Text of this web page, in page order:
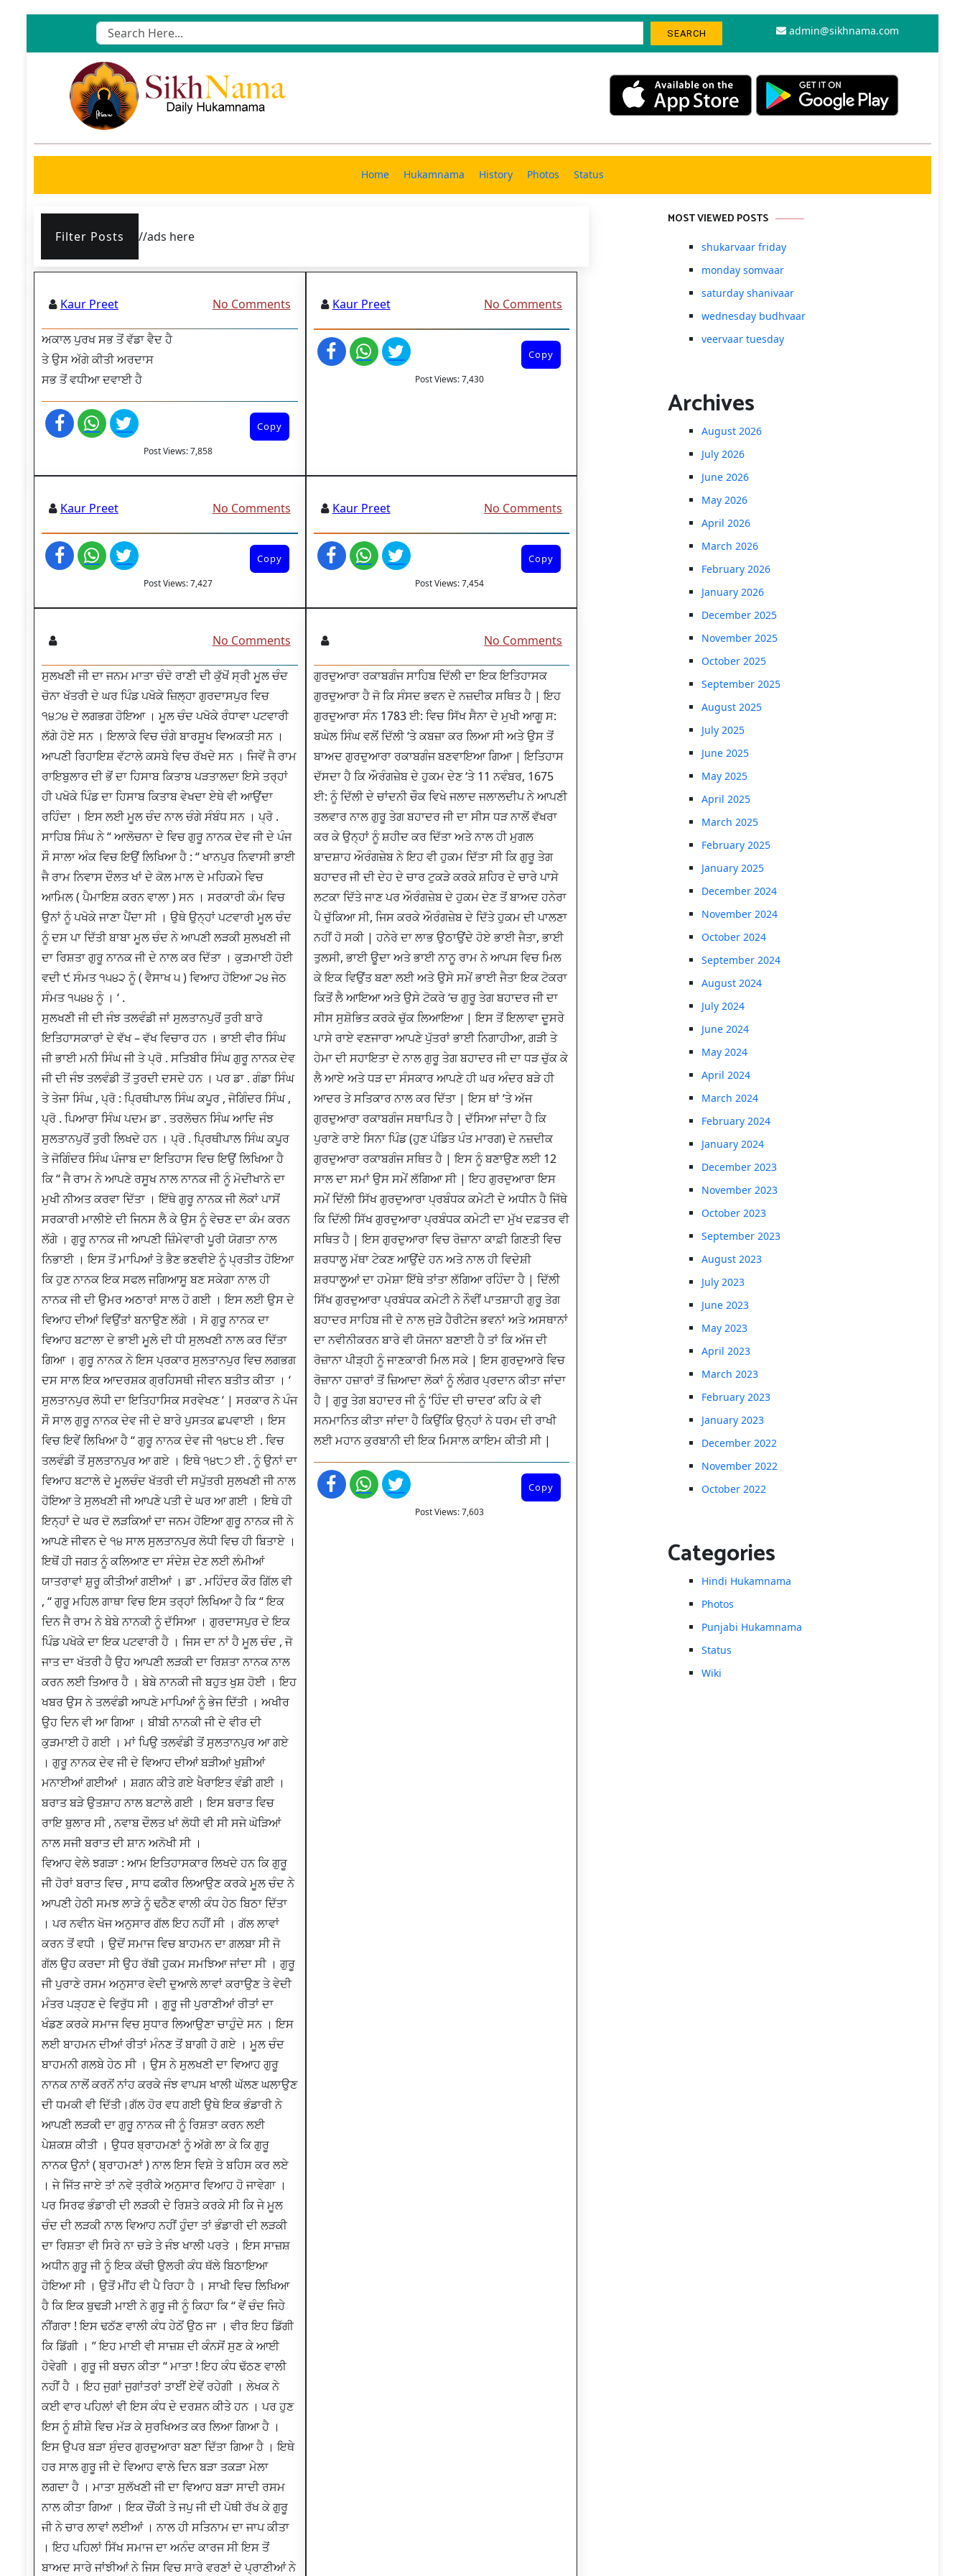
content
admin@sikhnama.com
Home Hukamnama History Photos Status
Filter Posts //ads here
Kaur Preet No Comments
ਅਕਾਲ ਪੁਰਖ ਸਭ ਤੋਂ ਵੱਡਾ ਵੈਦ ਹੈ
ਤੇ ਉਸ ਅੱਗੇ ਕੀਤੀ ਅਰਦਾਸ
ਸਭ ਤੋਂ ਵਧੀਆ ਦਵਾਈ ਹੈ
Copy
Post Views:7,858
Kaur Preet No Comments
Copy
Post Views:7,430
Kaur Preet No Comments
Copy
Post Views:7,427
Kaur Preet No Comments
Copy
Post Views:7,454
No Comments
ਸੁਲਖਣੀ ਜੀ ਦਾ ਜਨਮ ਮਾਤਾ ਚੰਦੋ ਰਾਣੀ ਦੀ ਕੁੱਖੋਂ ਸ੍ਰੀ ਮੂਲ ਚੰਦ
ਚੋਨਾ ਖੱਤਰੀ ਦੇ ਘਰ ਪਿੰਡ ਪਖੋਕੇ ਜ਼ਿਲ੍ਹਾ ਗੁਰਦਾਸਪੁਰ ਵਿਚ
੧੪੭੪ ਦੇ ਲਗਭਗ ਹੋਇਆ । ਮੂਲ ਚੰਦ ਪਖੋਕੇ ਰੰਧਾਵਾ ਪਟਵਾਰੀ
ਲੱਗੇ ਹੋਏ ਸਨ । ਇਲਾਕੇ ਵਿਚ ਚੰਗੇ ਬਾਰਸੂਖ ਵਿਅਕਤੀ ਸਨ ।
ਆਪਣੀ ਰਿਹਾਇਸ਼ ਵੱਟਾਲੇ ਕਸਬੇ ਵਿਚ ਰੱਖਦੇ ਸਨ । ਜਿਵੇਂ ਜੈ ਰਾਮ
ਰਾਇਬੁਲਾਰ ਦੀ ਭੋਂ ਦਾ ਹਿਸਾਬ ਕਿਤਾਬ ਪੜਤਾਲਦਾ ਇਸੇ ਤਰ੍ਹਾਂ
ਹੀ ਪਖੋਕੇ ਪਿੰਡ ਦਾ ਹਿਸਾਬ ਕਿਤਾਬ ਵੇਖਦਾ ਏਥੇ ਵੀ ਆਉਂਦਾ
ਰਹਿੰਦਾ । ਇਸ ਲਈ ਮੂਲ ਚੰਦ ਨਾਲ ਚੰਗੇ ਸੰਬੰਧ ਸਨ । ਪ੍ਰੋ .
ਸਾਹਿਬ ਸਿੰਘ ਨੇ “ ਆਲੋਚਨਾ ਦੇ ਵਿਚ ਗੁਰੂ ਨਾਨਕ ਦੇਵ ਜੀ ਦੇ ਪੰਜ
ਸੌ ਸਾਲਾ ਅੰਕ ਵਿਚ ਇਉਂ ਲਿਖਿਆ ਹੈ : “ ਖਾਨਪੁਰ ਨਿਵਾਸੀ ਭਾਈ
ਜੈ ਰਾਮ ਨਿਵਾਸ ਦੌਲਤ ਖਾਂ ਦੇ ਕੋਲ ਮਾਲ ਦੇ ਮਹਿਕਮੇ ਵਿਚ
ਆਮਿਲ ( ਪੈਮਾਇਸ਼ ਕਰਨ ਵਾਲਾ ) ਸਨ । ਸਰਕਾਰੀ ਕੰਮ ਵਿਚ
ਉਨਾਂ ਨੂੰ ਪਖੋਕੇ ਜਾਣਾ ਪੈਂਦਾ ਸੀ । ਉਥੇ ਉਨ੍ਹਾਂ ਪਟਵਾਰੀ ਮੂਲ ਚੰਦ
ਨੂੰ ਦਸ ਪਾ ਦਿੱਤੀ ਬਾਬਾ ਮੂਲ ਚੰਦ ਨੇ ਆਪਣੀ ਲੜਕੀ ਸੁਲਖਣੀ ਜੀ
ਦਾ ਰਿਸ਼ਤਾ ਗੁਰੂ ਨਾਨਕ ਜੀ ਦੇ ਨਾਲ ਕਰ ਦਿੱਤਾ । ਕੁੜਮਾਈ ਹੋਈ
ਵਦੀ ੯ ਸੰਮਤ ੧੫੪੨ ਨੂੰ ( ਵੈਸਾਖ ੫ ) ਵਿਆਹ ਹੋਇਆ ੨੪ ਜੇਠ
ਸੰਮਤ ੧੫੪੪ ਨੂੰ । ‘ .
ਸੁਲਖਣੀ ਜੀ ਦੀ ਜੰਝ ਤਲਵੰਡੀ ਜਾਂ ਸੁਲਤਾਨਪੁਰੋਂ ਤੁਰੀ ਬਾਰੇ
ਇਤਿਹਾਸਕਾਰਾਂ ਦੇ ਵੱਖ – ਵੱਖ ਵਿਚਾਰ ਹਨ । ਭਾਈ ਵੀਰ ਸਿੰਘ
ਜੀ ਭਾਈ ਮਨੀ ਸਿੰਘ ਜੀ ਤੇ ਪ੍ਰੋ . ਸਤਿਬੀਰ ਸਿੰਘ ਗੁਰੂ ਨਾਨਕ ਦੇਵ
ਜੀ ਦੀ ਜੰਝ ਤਲਵੰਡੀ ਤੋਂ ਤੁਰਦੀ ਦਸਦੇ ਹਨ । ਪਰ ਡਾ . ਗੰਡਾ ਸਿੰਘ
ਤੇ ਤੇਜਾ ਸਿੰਘ , ਪ੍ਰੋ : ਪ੍ਰਿਥੀਪਾਲ ਸਿੰਘ ਕਪੂਰ , ਜੋਗਿੰਦਰ ਸਿੰਘ ,
ਪ੍ਰੋ . ਪਿਆਰਾ ਸਿੰਘ ਪਦਮ ਡਾ . ਤਰਲੋਚਨ ਸਿੰਘ ਆਦਿ ਜੰਝ
ਸੁਲਤਾਨਪੁਰੋਂ ਤੁਰੀ ਲਿਖਦੇ ਹਨ । ਪ੍ਰੋ . ਪ੍ਰਿਥੀਪਾਲ ਸਿੰਘ ਕਪੂਰ
ਤੇ ਜੋਗਿੰਦਰ ਸਿੰਘ ਪੰਜਾਬ ਦਾ ਇਤਿਹਾਸ ਵਿਚ ਇਉਂ ਲਿਖਿਆ ਹੈ
ਕਿ “ ਜੈ ਰਾਮ ਨੇ ਆਪਣੇ ਰਸੂਖ ਨਾਲ ਨਾਨਕ ਜੀ ਨੂੰ ਮੋਦੀਖਾਨੇ ਦਾ
ਮੁਖੀ ਨੀਅਤ ਕਰਵਾ ਦਿੱਤਾ । ਇੱਥੇ ਗੁਰੂ ਨਾਨਕ ਜੀ ਲੋਕਾਂ ਪਾਸੋਂ
ਸਰਕਾਰੀ ਮਾਲੀਏ ਦੀ ਜਿਨਸ ਲੈ ਕੇ ਉਸ ਨੂੰ ਵੇਚਣ ਦਾ ਕੰਮ ਕਰਨ
ਲੱਗੇ । ਗੁਰੂ ਨਾਨਕ ਜੀ ਆਪਣੀ ਜ਼ਿੰਮੇਵਾਰੀ ਪੂਰੀ ਯੋਗਤਾ ਨਾਲ
ਨਿਭਾਈ । ਇਸ ਤੋਂ ਮਾਪਿਆਂ ਤੇ ਭੈਣ ਭਣਵੀਏ ਨੂੰ ਪ੍ਰਤੀਤ ਹੋਇਆ
ਕਿ ਹੁਣ ਨਾਨਕ ਇਕ ਸਫਲ ਜਗਿਆਸੂ ਬਣ ਸਕੇਗਾ ਨਾਲ ਹੀ
ਨਾਨਕ ਜੀ ਦੀ ਉਮਰ ਅਠਾਰਾਂ ਸਾਲ ਹੋ ਗਈ । ਇਸ ਲਈ ਉਸ ਦੇ
ਵਿਆਹ ਦੀਆਂ ਵਿਉਂਤਾਂ ਬਨਾਉਣ ਲੱਗੇ । ਸੋ ਗੁਰੂ ਨਾਨਕ ਦਾ
ਵਿਆਹ ਬਟਾਲਾ ਦੇ ਭਾਈ ਮੂਲੇ ਦੀ ਧੀ ਸੁਲਖਣੀ ਨਾਲ ਕਰ ਦਿੱਤਾ
ਗਿਆ । ਗੁਰੂ ਨਾਨਕ ਨੇ ਇਸ ਪ੍ਰਕਾਰ ਸੁਲਤਾਨਪੁਰ ਵਿਚ ਲਗਭਗ
ਦਸ ਸਾਲ ਇਕ ਆਦਰਸ਼ਕ ਗ੍ਰਹਿਸਥੀ ਜੀਵਨ ਬਤੀਤ ਕੀਤਾ । ‘
ਸੁਲਤਾਨਪੁਰ ਲੋਧੀ ਦਾ ਇਤਿਹਾਸਿਕ ਸਰਵੇਖਣ ‘ | ਸਰਕਾਰ ਨੇ ਪੰਜ
ਸੌ ਸਾਲ ਗੁਰੂ ਨਾਨਕ ਦੇਵ ਜੀ ਦੇ ਬਾਰੇ ਪੁਸਤਕ ਛਪਵਾਈ । ਇਸ
ਵਿਚ ਇਵੇਂ ਲਿਖਿਆ ਹੈ “ ਗੁਰੂ ਨਾਨਕ ਦੇਵ ਜੀ ੧੪੮੪ ਈ . ਵਿਚ
ਤਲਵੰਡੀ ਤੋਂ ਸੁਲਤਾਨਪੁਰ ਆ ਗਏ । ਇਥੇ ੧੪੮੭ ਈ . ਨੂੰ ਉਨਾਂ ਦਾ
ਵਿਆਹ ਬਟਾਲੇ ਦੇ ਮੂਲਚੰਦ ਖੱਤਰੀ ਦੀ ਸਪੁੱਤਰੀ ਸੁਲਖਣੀ ਜੀ ਨਾਲ
ਹੋਇਆ ਤੇ ਸੁਲਖਣੀ ਜੀ ਆਪਣੇ ਪਤੀ ਦੇ ਘਰ ਆ ਗਈ । ਇਥੇ ਹੀ
ਇਨ੍ਹਾਂ ਦੇ ਘਰ ਦੋ ਲੜਕਿਆਂ ਦਾ ਜਨਮ ਹੋਇਆ ਗੁਰੂ ਨਾਨਕ ਜੀ ਨੇ
ਆਪਣੇ ਜੀਵਨ ਦੇ ੧੪ ਸਾਲ ਸੁਲਤਾਨਪੁਰ ਲੋਧੀ ਵਿਚ ਹੀ ਬਿਤਾਏ ।
ਇਥੋਂ ਹੀ ਜਗਤ ਨੂੰ ਕਲਿਆਣ ਦਾ ਸੰਦੇਸ਼ ਦੇਣ ਲਈ ਲੰਮੀਆਂ
ਯਾਤਰਾਵਾਂ ਸ਼ੁਰੂ ਕੀਤੀਆਂ ਗਈਆਂ । ਡਾ . ਮਹਿੰਦਰ ਕੌਰ ਗਿੱਲ ਵੀ
, “ ਗੁਰੂ ਮਹਿਲ ਗਾਥਾ ਵਿਚ ਇਸ ਤਰ੍ਹਾਂ ਲਿਖਿਆ ਹੈ ਕਿ “ ਇਕ
ਦਿਨ ਜੈ ਰਾਮ ਨੇ ਬੇਬੇ ਨਾਨਕੀ ਨੂੰ ਦੱਸਿਆ । ਗੁਰਦਾਸਪੁਰ ਦੇ ਇਕ
ਪਿੰਡ ਪਖੋਕੇ ਦਾ ਇਕ ਪਟਵਾਰੀ ਹੈ । ਜਿਸ ਦਾ ਨਾਂ ਹੈ ਮੂਲ ਚੰਦ , ਜੋ
ਜਾਤ ਦਾ ਖੱਤਰੀ ਹੈ ਉਹ ਆਪਣੀ ਲੜਕੀ ਦਾ ਰਿਸ਼ਤਾ ਨਾਨਕ ਨਾਲ
ਕਰਨ ਲਈ ਤਿਆਰ ਹੈ । ਬੇਬੇ ਨਾਨਕੀ ਜੀ ਬਹੁਤ ਖੁਸ਼ ਹੋਈ । ਇਹ
ਖਬਰ ਉਸ ਨੇ ਤਲਵੰਡੀ ਆਪਣੇ ਮਾਪਿਆਂ ਨੂੰ ਭੇਜ ਦਿੱਤੀ । ਅਖੀਰ
ਉਹ ਦਿਨ ਵੀ ਆ ਗਿਆ । ਬੀਬੀ ਨਾਨਕੀ ਜੀ ਦੇ ਵੀਰ ਦੀ
ਕੁੜਮਾਈ ਹੋ ਗਈ । ਮਾਂ ਪਿਉ ਤਲਵੰਡੀ ਤੋਂ ਸੁਲਤਾਨਪੁਰ ਆ ਗਏ
। ਗੁਰੂ ਨਾਨਕ ਦੇਵ ਜੀ ਦੇ ਵਿਆਹ ਦੀਆਂ ਬੜੀਆਂ ਖੁਸ਼ੀਆਂ
ਮਨਾਈਆਂ ਗਈਆਂ । ਸ਼ਗਨ ਕੀਤੇ ਗਏ ਖੈਰਾਇਤ ਵੰਡੀ ਗਈ ।
ਬਰਾਤ ਬੜੇ ਉਤਸ਼ਾਹ ਨਾਲ ਬਟਾਲੇ ਗਈ । ਇਸ ਬਰਾਤ ਵਿਚ
ਰਾਇ ਬੁਲਾਰ ਸੀ , ਨਵਾਬ ਦੌਲਤ ਖਾਂ ਲੋਧੀ ਵੀ ਸੀ ਸਜੇ ਘੋੜਿਆਂ
ਨਾਲ ਸਜੀ ਬਰਾਤ ਦੀ ਸ਼ਾਨ ਅਨੋਖੀ ਸੀ ।
ਵਿਆਹ ਵੇਲੇ ਝਗੜਾ : ਆਮ ਇਤਿਹਾਸਕਾਰ ਲਿਖਦੇ ਹਨ ਕਿ ਗੁਰੂ
ਜੀ ਹੋਰਾਂ ਬਰਾਤ ਵਿਚ , ਸਾਧ ਫਕੀਰ ਲਿਆਉਣ ਕਰਕੇ ਮੂਲ ਚੰਦ ਨੇ
ਆਪਣੀ ਹੇਠੀ ਸਮਝ ਲਾੜੇ ਨੂੰ ਢਠੈਣ ਵਾਲੀ ਕੰਧ ਹੇਠ ਬਿਠਾ ਦਿੱਤਾ
। ਪਰ ਨਵੀਨ ਖੋਜ ਅਨੁਸਾਰ ਗੱਲ ਇਹ ਨਹੀਂ ਸੀ । ਗੱਲ ਲਾਵਾਂ
ਕਰਨ ਤੋਂ ਵਧੀ । ਉਦੋਂ ਸਮਾਜ ਵਿਚ ਬਾਹਮਨ ਦਾ ਗਲਬਾ ਸੀ ਜੋ
ਗੱਲ ਉਹ ਕਰਦਾ ਸੀ ਉਹ ਰੱਬੀ ਹੁਕਮ ਸਮਝਿਆ ਜਾਂਦਾ ਸੀ । ਗੁਰੂ
ਜੀ ਪੁਰਾਣੇ ਰਸਮ ਅਨੁਸਾਰ ਵੇਦੀ ਦੁਆਲੇ ਲਾਵਾਂ ਕਰਾਉਣ ਤੇ ਵੇਦੀ
ਮੰਤਰ ਪੜ੍ਹਣ ਦੇ ਵਿਰੁੱਧ ਸੀ । ਗੁਰੂ ਜੀ ਪੁਰਾਣੀਆਂ ਰੀਤਾਂ ਦਾ
ਖੰਡਣ ਕਰਕੇ ਸਮਾਜ ਵਿਚ ਸੁਧਾਰ ਲਿਆਉਣਾ ਚਾਹੁੰਦੇ ਸਨ । ਇਸ
ਲਈ ਬਾਹਮਨ ਦੀਆਂ ਰੀਤਾਂ ਮੰਨਣ ਤੋਂ ਬਾਗੀ ਹੋ ਗਏ । ਮੂਲ ਚੰਦ
ਬਾਹਮਨੀ ਗਲਬੇ ਹੇਠ ਸੀ । ਉਸ ਨੇ ਸੁਲਖਣੀ ਦਾ ਵਿਆਹ ਗੁਰੂ
ਨਾਨਕ ਨਾਲੋਂ ਕਰਨੋਂ ਨਾਂਹ ਕਰਕੇ ਜੰਝ ਵਾਪਸ ਖਾਲੀ ਘੱਲਣ ਘਲਾਉਣ
ਦੀ ਧਮਕੀ ਵੀ ਦਿੱਤੀ।ਗੱਲ ਹੋਰ ਵਧ ਗਈ ਉਥੇ ਇਕ ਭੰਡਾਰੀ ਨੇ
ਆਪਣੀ ਲੜਕੀ ਦਾ ਗੁਰੂ ਨਾਨਕ ਜੀ ਨੂੰ ਰਿਸ਼ਤਾ ਕਰਨ ਲਈ
ਪੇਸ਼ਕਸ਼ ਕੀਤੀ । ਉਧਰ ਬ੍ਰਾਹਮਣਾਂ ਨੂੰ ਅੱਗੇ ਲਾ ਕੇ ਕਿ ਗੁਰੂ
ਨਾਨਕ ਉਨਾਂ ( ਬ੍ਰਾਹਮਣਾਂ ) ਨਾਲ ਇਸ ਵਿਸ਼ੇ ਤੇ ਬਹਿਸ ਕਰ ਲਏ
। ਜੇ ਜਿੱਤ ਜਾਏ ਤਾਂ ਨਵੇ ਤ੍ਰੀਕੇ ਅਨੁਸਾਰ ਵਿਆਹ ਹੋ ਜਾਵੇਗਾ ।
ਪਰ ਸਿਰਫ ਭੰਡਾਰੀ ਦੀ ਲੜਕੀ ਦੇ ਰਿਸ਼ਤੇ ਕਰਕੇ ਸੀ ਕਿ ਜੇ ਮੂਲ
ਚੰਦ ਦੀ ਲੜਕੀ ਨਾਲ ਵਿਆਹ ਨਹੀਂ ਹੁੰਦਾ ਤਾਂ ਭੰਡਾਰੀ ਦੀ ਲੜਕੀ
ਦਾ ਰਿਸ਼ਤਾ ਵੀ ਸਿਰੇ ਨਾ ਚੜੇ ਤੇ ਜੰਝ ਖਾਲੀ ਪਰਤੇ । ਇਸ ਸਾਜ਼ਸ਼
ਅਧੀਨ ਗੁਰੂ ਜੀ ਨੂੰ ਇਕ ਕੱਚੀ ਉਲਰੀ ਕੰਧ ਥੱਲੇ ਬਿਠਾਇਆ
ਹੋਇਆ ਸੀ । ਉਤੋਂ ਮੀਂਹ ਵੀ ਪੈ ਰਿਹਾ ਹੈ । ਸਾਖੀ ਵਿਚ ਲਿਖਿਆ
ਹੈ ਕਿ ਇਕ ਬੁਢੜੀ ਮਾਈ ਨੇ ਗੁਰੂ ਜੀ ਨੂੰ ਕਿਹਾ ਕਿ “ ਵੇਂ ਚੰਦ ਜਿਹੇ
ਨੀਂਗਰਾ ! ਇਸ ਢਠੱਣ ਵਾਲੀ ਕੰਧ ਹੇਠੋਂ ਉਠ ਜਾ । ਵੀਰ ਇਹ ਡਿੱਗੀ
ਕਿ ਡਿੱਗੀ । ” ਇਹ ਮਾਈ ਵੀ ਸਾਜ਼ਸ਼ ਦੀ ਕੰਨਸੋਂ ਸੁਣ ਕੇ ਆਈ
ਹੋਵੇਗੀ । ਗੁਰੂ ਜੀ ਬਚਨ ਕੀਤਾ “ ਮਾਤਾ ! ਇਹ ਕੰਧ ਢੱਠਣ ਵਾਲੀ
ਨਹੀਂ ਹੈ । ਇਹ ਜੁਗਾਂ ਜੁਗਾਂਤਰਾਂ ਤਾਈਂ ਏਵੇਂ ਰਹੇਗੀ । ਲੇਖਕ ਨੇ
ਕਈ ਵਾਰ ਪਹਿਲਾਂ ਵੀ ਇਸ ਕੰਧ ਦੇ ਦਰਸ਼ਨ ਕੀਤੇ ਹਨ । ਪਰ ਹੁਣ
ਇਸ ਨੂੰ ਸ਼ੀਸ਼ੇ ਵਿਚ ਮੱੜ ਕੇ ਸੁਰਖਿਅਤ ਕਰ ਲਿਆ ਗਿਆ ਹੈ ।
ਇਸ ਉਪਰ ਬੜਾ ਸੁੰਦਰ ਗੁਰਦੁਆਰਾ ਬਣਾ ਦਿੱਤਾ ਗਿਆ ਹੈ । ਇਥੇ
ਹਰ ਸਾਲ ਗੁਰੂ ਜੀ ਦੇ ਵਿਆਹ ਵਾਲੇ ਦਿਨ ਬੜਾ ਤਕੜਾ ਮੇਲਾ
ਲਗਦਾ ਹੈ । ਮਾਤਾ ਸੁਲੱਖਣੀ ਜੀ ਦਾ ਵਿਆਹ ਬੜਾ ਸਾਦੀ ਰਸਮ
ਨਾਲ ਕੀਤਾ ਗਿਆ । ਇਕ ਚੌਂਕੀ ਤੇ ਜਪੁ ਜੀ ਦੀ ਪੋਥੀ ਰੱਖ ਕੇ ਗੁਰੂ
ਜੀ ਨੇ ਚਾਰ ਲਾਵਾਂ ਲਈਆਂ । ਨਾਲ ਹੀ ਸਤਿਨਾਮ ਦਾ ਜਾਪ ਕੀਤਾ
। ਇਹ ਪਹਿਲਾਂ ਸਿੱਖ ਸਮਾਜ ਦਾ ਅਨੰਦ ਕਾਰਜ ਸੀ ਇਸ ਤੋਂ
ਬਾਅਦ ਸਾਰੇ ਜਾਂਝੀਆਂ ਨੇ ਜਿਸ ਵਿਚ ਸਾਰੇ ਵਰਣਾਂ ਦੇ ਪ੍ਰਾਣੀਆਂ ਨੇ
No Comments
ਗੁਰਦੁਆਰਾ ਰਕਾਬਗੰਜ ਸਾਹਿਬ ਦਿੱਲੀ ਦਾ ਇਕ ਇਤਿਹਾਸਕ
ਗੁਰਦੁਆਰਾ ਹੈ ਜੋ ਕਿ ਸੰਸਦ ਭਵਨ ਦੇ ਨਜ਼ਦੀਕ ਸਥਿਤ ਹੈ | ਇਹ
ਗੁਰਦੁਆਰਾ ਸੰਨ 1783 ਈ: ਵਿਚ ਸਿੱਖ ਸੈਨਾ ਦੇ ਮੁਖੀ ਆਗੂ ਸ:
ਬਘੇਲ ਸਿੰਘ ਵਲੋਂ ਦਿੱਲੀ ‘ਤੇ ਕਬਜ਼ਾ ਕਰ ਲਿਆ ਸੀ ਅਤੇ ਉਸ ਤੋਂ
ਬਾਅਦ ਗੁਰਦੁਆਰਾ ਰਕਾਬਗੰਜ ਬਣਵਾਇਆ ਗਿਆ | ਇਤਿਹਾਸ
ਦੱਸਦਾ ਹੈ ਕਿ ਔਰੰਗਜ਼ੇਬ ਦੇ ਹੁਕਮ ਦੇਣ ‘ਤੇ 11 ਨਵੰਬਰ, 1675
ਈ: ਨੂੰ ਦਿੱਲੀ ਦੇ ਚਾਂਦਨੀ ਚੌਕ ਵਿਖੇ ਜਲਾਦ ਜਲਾਲਦੀਪ ਨੇ ਆਪਣੀ
ਤਲਵਾਰ ਨਾਲ ਗੁਰੂ ਤੇਗ ਬਹਾਦਰ ਜੀ ਦਾ ਸੀਸ ਧੜ ਨਾਲੋਂ ਵੱਖਰਾ
ਕਰ ਕੇ ਉਨ੍ਹਾਂ ਨੂੰ ਸ਼ਹੀਦ ਕਰ ਦਿੱਤਾ ਅਤੇ ਨਾਲ ਹੀ ਮੁਗਲ
ਬਾਦਸ਼ਾਹ ਔਰੰਗਜ਼ੇਬ ਨੇ ਇਹ ਵੀ ਹੁਕਮ ਦਿੱਤਾ ਸੀ ਕਿ ਗੁਰੂ ਤੇਗ
ਬਹਾਦਰ ਜੀ ਦੀ ਦੇਹ ਦੇ ਚਾਰ ਟੁਕੜੇ ਕਰਕੇ ਸ਼ਹਿਰ ਦੇ ਚਾਰੇ ਪਾਸੇ
ਲਟਕਾ ਦਿੱਤੇ ਜਾਣ ਪਰ ਔਰੰਗਜ਼ੇਬ ਦੇ ਹੁਕਮ ਦੇਣ ਤੋਂ ਬਾਅਦ ਹਨੇਰਾ
ਪੈ ਚੁੱਕਿਆ ਸੀ, ਜਿਸ ਕਰਕੇ ਔਰੰਗਜ਼ੇਬ ਦੇ ਦਿੱਤੇ ਹੁਕਮ ਦੀ ਪਾਲਣਾ
ਨਹੀਂ ਹੋ ਸਕੀ | ਹਨੇਰੇ ਦਾ ਲਾਭ ਉਠਾਉਂਦੇ ਹੋਏ ਭਾਈ ਜੈਤਾ, ਭਾਈ
ਤੁਲਸੀ, ਭਾਈ ਊਦਾ ਅਤੇ ਭਾਈ ਨਾਨੂ ਰਾਮ ਨੇ ਆਪਸ ਵਿਚ ਮਿਲ
ਕੇ ਇਕ ਵਿਉਂਤ ਬਣਾ ਲਈ ਅਤੇ ਉਸੇ ਸਮੇਂ ਭਾਈ ਜੈਤਾ ਇਕ ਟੋਕਰਾ
ਕਿਤੋਂ ਲੈ ਆਇਆ ਅਤੇ ਉਸੇ ਟੋਕਰੇ ‘ਚ ਗੁਰੂ ਤੇਗ ਬਹਾਦਰ ਜੀ ਦਾ
ਸੀਸ ਸੁਸ਼ੋਭਿਤ ਕਰਕੇ ਚੁੱਕ ਲਿਆਇਆ | ਇਸ ਤੋਂ ਇਲਾਵਾ ਦੂਸਰੇ
ਪਾਸੇ ਰਾਏ ਵਣਜਾਰਾ ਆਪਣੇ ਪੁੱਤਰਾਂ ਭਾਈ ਨਿਗਾਹੀਆ, ਗੜੀ ਤੇ
ਹੇਮਾ ਦੀ ਸਹਾਇਤਾ ਦੇ ਨਾਲ ਗੁਰੂ ਤੇਗ ਬਹਾਦਰ ਜੀ ਦਾ ਧੜ ਚੁੱਕ ਕੇ
ਲੈ ਆਏ ਅਤੇ ਧੜ ਦਾ ਸੰਸਕਾਰ ਆਪਣੇ ਹੀ ਘਰ ਅੰਦਰ ਬੜੇ ਹੀ
ਆਦਰ ਤੇ ਸਤਿਕਾਰ ਨਾਲ ਕਰ ਦਿੱਤਾ | ਇਸ ਥਾਂ ‘ਤੇ ਅੱਜ
ਗੁਰਦੁਆਰਾ ਰਕਾਬਗੰਜ ਸਥਾਪਿਤ ਹੈ | ਦੱਸਿਆ ਜਾਂਦਾ ਹੈ ਕਿ
ਪੁਰਾਣੇ ਰਾਏ ਸਿਨਾ ਪਿੰਡ (ਹੁਣ ਪੰਡਿਤ ਪੰਤ ਮਾਰਗ) ਦੇ ਨਜ਼ਦੀਕ
ਗੁਰਦੁਆਰਾ ਰਕਾਬਗੰਜ ਸਥਿਤ ਹੈ | ਇਸ ਨੂੰ ਬਣਾਉਣ ਲਈ 12
ਸਾਲ ਦਾ ਸਮਾਂ ਉਸ ਸਮੇਂ ਲੱਗਿਆ ਸੀ | ਇਹ ਗੁਰਦੁਆਰਾ ਇਸ
ਸਮੇਂ ਦਿੱਲੀ ਸਿੱਖ ਗੁਰਦੁਆਰਾ ਪ੍ਰਬੰਧਕ ਕਮੇਟੀ ਦੇ ਅਧੀਨ ਹੈ ਜਿੱਥੇ
ਕਿ ਦਿੱਲੀ ਸਿੱਖ ਗੁਰਦੁਆਰਾ ਪ੍ਰਬੰਧਕ ਕਮੇਟੀ ਦਾ ਮੁੱਖ ਦਫ਼ਤਰ ਵੀ
ਸਥਿਤ ਹੈ | ਇਸ ਗੁਰਦੁਆਰਾ ਵਿਚ ਰੋਜ਼ਾਨਾ ਕਾਫ਼ੀ ਗਿਣਤੀ ਵਿਚ
ਸ਼ਰਧਾਲੂ ਮੱਥਾ ਟੇਕਣ ਆਉਂਦੇ ਹਨ ਅਤੇ ਨਾਲ ਹੀ ਵਿਦੇਸ਼ੀ
ਸ਼ਰਧਾਲੂਆਂ ਦਾ ਹਮੇਸ਼ਾ ਇੱਥੇ ਤਾਂਤਾ ਲੱਗਿਆ ਰਹਿੰਦਾ ਹੈ | ਦਿੱਲੀ
ਸਿੱਖ ਗੁਰਦੁਆਰਾ ਪ੍ਰਬੰਧਕ ਕਮੇਟੀ ਨੇ ਨੌਵੀਂ ਪਾਤਸ਼ਾਹੀ ਗੁਰੂ ਤੇਗ
ਬਹਾਦਰ ਸਾਹਿਬ ਜੀ ਦੇ ਨਾਲ ਜੁੜੇ ਹੈਰੀਟੇਜ ਭਵਨਾਂ ਅਤੇ ਅਸਥਾਨਾਂ
ਦਾ ਨਵੀਨੀਕਰਨ ਬਾਰੇ ਵੀ ਯੋਜਨਾ ਬਣਾਈ ਹੈ ਤਾਂ ਕਿ ਅੱਜ ਦੀ
ਰੋਜ਼ਾਨਾ ਪੀੜ੍ਹੀ ਨੂੰ ਜਾਣਕਾਰੀ ਮਿਲ ਸਕੇ | ਇਸ ਗੁਰਦੁਆਰੇ ਵਿਚ
ਰੋਜ਼ਾਨਾ ਹਜ਼ਾਰਾਂ ਤੋਂ ਜ਼ਿਆਦਾ ਲੋਕਾਂ ਨੂੰ ਲੰਗਰ ਪ੍ਰਦਾਨ ਕੀਤਾ ਜਾਂਦਾ
ਹੈ | ਗੁਰੂ ਤੇਗ ਬਹਾਦਰ ਜੀ ਨੂੰ ‘ਹਿੰਦ ਦੀ ਚਾਦਰ’ ਕਹਿ ਕੇ ਵੀ
ਸਨਮਾਨਿਤ ਕੀਤਾ ਜਾਂਦਾ ਹੈ ਕਿਉਂਕਿ ਉਨ੍ਹਾਂ ਨੇ ਧਰਮ ਦੀ ਰਾਖੀ
ਲਈ ਮਹਾਨ ਕੁਰਬਾਨੀ ਦੀ ਇਕ ਮਿਸਾਲ ਕਾਇਮ ਕੀਤੀ ਸੀ |
Copy
Post Views:7,603
MOST VIEWED POSTS
shukarvaar friday
monday somvaar
saturday shanivaar
wednesday budhvaar
veervaar tuesday
Archives
August 2026
July 2026
June 2026
May 2026
April 2026
March 2026
February 2026
January 2026
December 2025
November 2025
October 2025
September 2025
August 2025
July 2025
June 2025
May 2025
April 2025
March 2025
February 2025
January 2025
December 2024
November 2024
October 2024
September 2024
August 2024
July 2024
June 2024
May 2024
April 2024
March 2024
February 2024
January 2024
December 2023
November 2023
October 2023
September 2023
August 2023
July 2023
June 2023
May 2023
April 2023
March 2023
February 2023
January 2023
December 2022
November 2022
October 2022
Categories
Hindi Hukamnama
Photos
Punjabi Hukamnama
Status
Wiki